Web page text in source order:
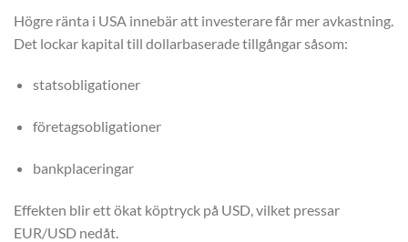
Högre ränta i USA innebär att investerare får mer avkastning.
Det lockar kapital till dollarbaserade tillgångar såsom:
statsobligationer
företagsobligationer
bankplaceringar
Effekten blir ett ökat köptryck på USD, vilket pressar
EUR/USD nedåt.